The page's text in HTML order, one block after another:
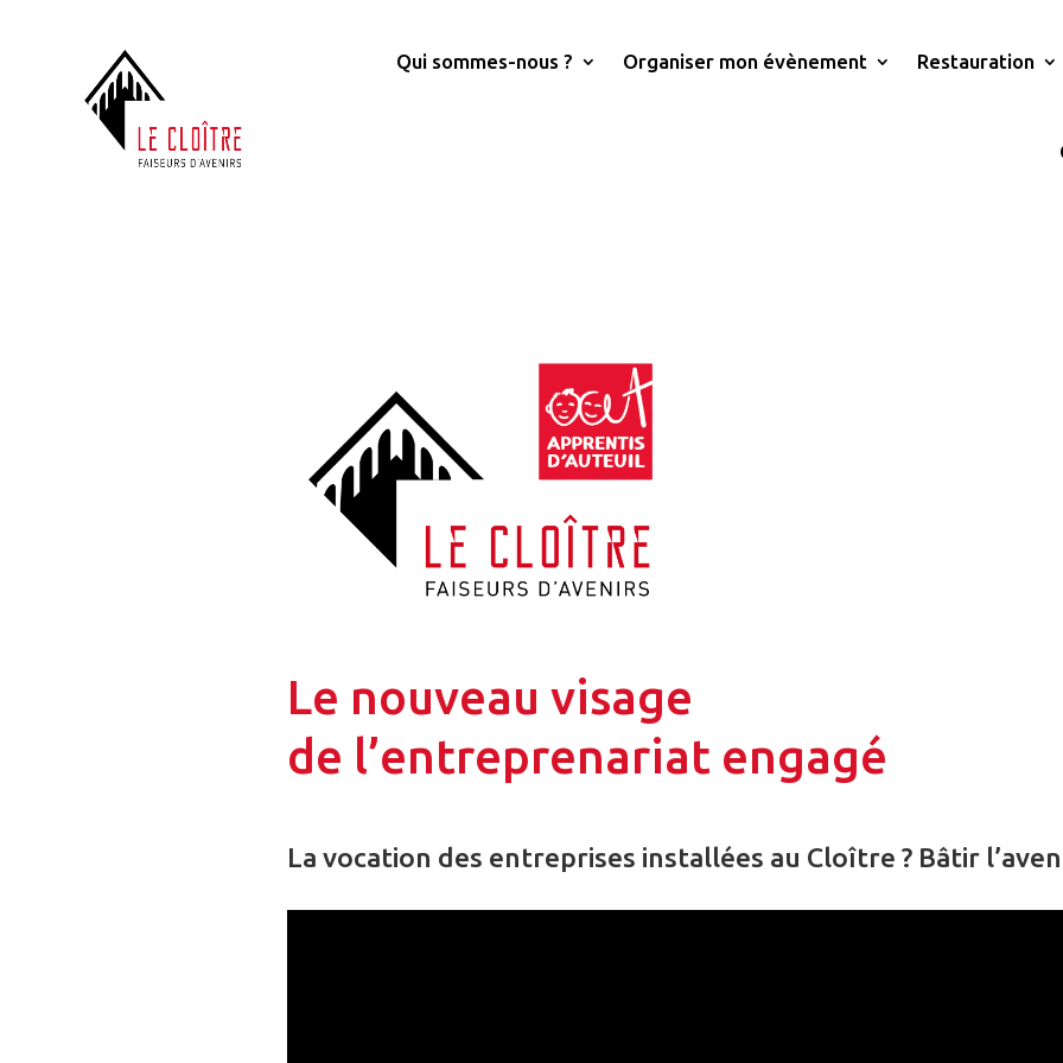
Qui sommes-nous ? Organiser mon évènement Restauration
Le nouveau visage
de l’entreprenariat engagé
La vocation des entreprises installées au Cloître ? Bâtir